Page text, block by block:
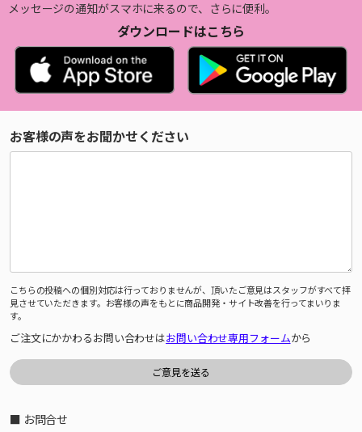
メッセージの通知がスマホに来るので、さらに便利。
ダウンロードはこちら
お客様の声をお聞かせください
こちらの投稿への個別対応は行っておりませんが、頂いたご意見はスタッフがすべて拝
見させていただきます。お客様の声をもとに商品開発・サイト改善を行ってまいりま
す。
ご注文にかかわるお問い合わせはお問い合わせ専用フォームから
■ お問合せ